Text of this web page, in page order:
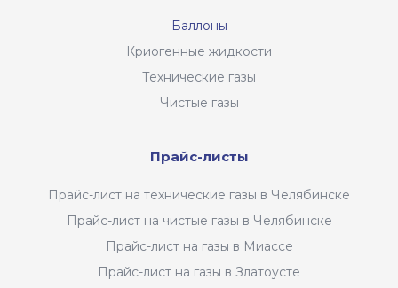
Баллоны
Криогенные жидкости
Технические газы
Чистые газы
Прайс-листы
Прайс-лист на технические газы в Челябинске
Прайс-лист на чистые газы в Челябинске
Прайс-лист на газы в Миассе
Прайс-лист на газы в Златоусте